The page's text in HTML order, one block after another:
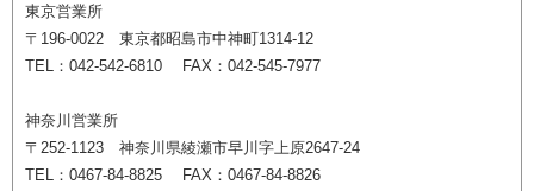
東京営業所
〒196-0022 東京都昭島市中神町1314-12
TEL：042-542-6810 FAX：042-545-7977
神奈川営業所
〒252-1123 神奈川県綾瀬市早川字上原2647-24
TEL：0467-84-8825 FAX：0467-84-8826